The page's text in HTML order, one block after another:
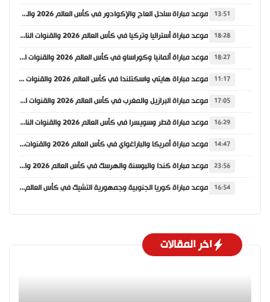
13:51 موعد مباراة ساحل العاج والإكوادور في كأس العالم 2026 والقنوات الناقلة
18:28 موعد مباراة أستراليا وتركيا في كأس العالم 2026 والقنوات الناقلة
18:27 موعد مباراة ألمانيا وكوراساو في كأس العالم 2026 والقنوات الناقلة
11:17 موعد مباراة هايتي واسكتلندا في كأس العالم 2026 والقنوات الناقلة
17:05 موعد مباراة البرازيل والمغرب في كأس العالم 2026 والقنوات الناقلة
16:29 موعد مباراة قطر وسويسرا في كأس العالم 2026 والقنوات الناقلة
14:47 موعد مباراة أمريكا والباراغواي في كأس العالم 2026 والقنوات الناقلة
23:56 موعد مباراة كندا والبوسنة والهرسك في كأس العالم 2026 والقنوات الناقلة
16:54 موعد مباراة كوريا الجنوبية وجمهورية التشيك في كأس العالم 2026 والقنوات الناقلة
اخر المقالات